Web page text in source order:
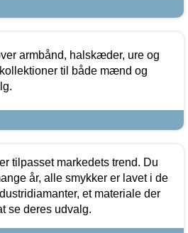
armbånd, halskæder, ure og
til både mænd og
tilpasset markedets trend. Du
år, alle smykker er lavet i de
et materiale der
se deres udvalg.